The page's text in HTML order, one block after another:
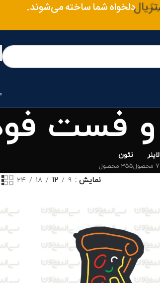
دلخواه شما ساخته می‌شوند.
و فست
لاینر
7 محصول
نئون
355 محصول
نمایش 9
12
18
24